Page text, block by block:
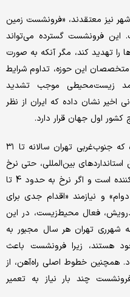
نیز معتقدند، «فرونشست زمین
فرونشست گسترده می‌تواند
را تهدید کند، مگر آنکه به ‌‌صورت
متخصصان این حوزه، تداوم شرایط
زیست‌‌محیطی موجب تشدید
نشان داده که ایران از نظر
اول جهان قرار دارد.
مرکز ملی نقشه‌‌برداری ایران اعلام کرده که جنوب‌‌غربی تهران سالانه تا ۳۱
بین‌المللی، حتی نرخ
سالانه ۵ میلی‌متر فرونشست نیز نگران‌‌کننده است و اگر نرخ به حدود 4 تا
و نیازمند «اقدام جدی برای
فعال محیط‌‌زیست، در این
شهرری تهران هر سال مجبور به
هستند، زیرا فرونشست باعث
خطوط اصلی راه‌‌آهن، از
چند بار نیاز به تعمیر